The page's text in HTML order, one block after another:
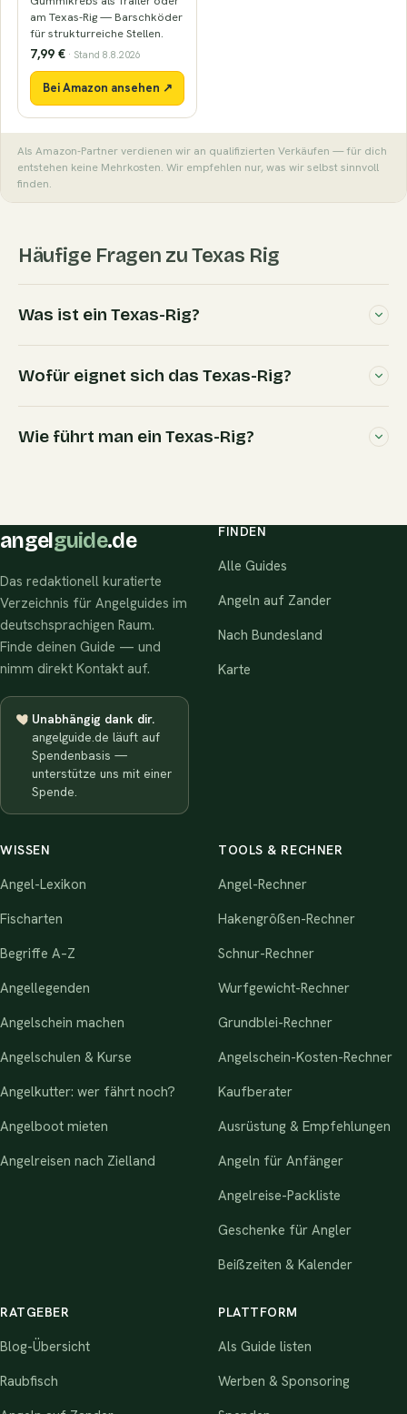
am Texas-Rig — Barschköder
für strukturreiche Stellen.
7,99 € · Stand 8.8.2026
Bei Amazon ansehen ↗
Als Amazon-Partner verdienen wir an qualifizierten Verkäufen — für dich
entstehen keine Mehrkosten. Wir empfehlen nur, was wir selbst sinnvoll
finden.
Häufige Fragen zu Texas Rig
Was ist ein Texas-Rig?
Wofür eignet sich das Texas-Rig?
Wie führt man ein Texas-Rig?
angel guide.de
Das redaktionell kuratierte
Verzeichnis für Angelguides im
deutschsprachigen Raum.
Finde deinen Guide — und
nimm direkt Kontakt auf.
Unabhängig dank dir.
angelguide.de läuft auf
Spendenbasis —
unterstütze uns mit einer
Spende.
FINDEN
Alle Guides
Angeln auf Zander
Nach Bundesland
Karte
WISSEN
Angel-Lexikon
Fischarten
Begriffe A–Z
Angellegenden
Angelschein machen
Angelschulen & Kurse
Angelkutter: wer fährt noch?
Angelboot mieten
Angelreisen nach Zielland
TOOLS & RECHNER
Angel-Rechner
Hakengrößen-Rechner
Schnur-Rechner
Wurfgewicht-Rechner
Grundblei-Rechner
Angelschein-Kosten-Rechner
Kaufberater
Ausrüstung & Empfehlungen
Angeln für Anfänger
Angelreise-Packliste
Geschenke für Angler
Beißzeiten & Kalender
RATGEBER
Blog-Übersicht
Raubfisch
PLATTFORM
Als Guide listen
Werben & Sponsoring